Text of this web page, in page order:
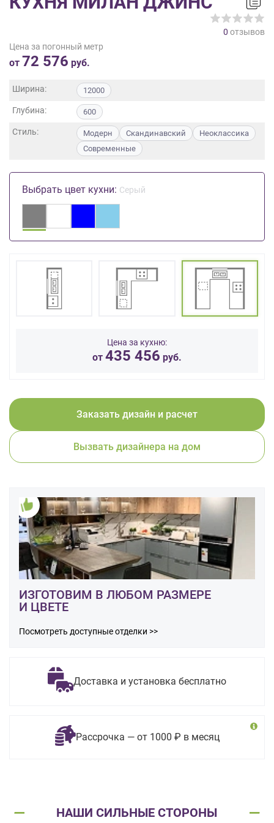
0 отзывов
Цена за погонный метр
от 72 576 руб.
Ширина: 12000
Глубина: 600
Стиль: Модерн Скандинавский
Неоклассика
Современные
Выбрать цвет кухни: Серый
Цена за кухню:
от 435 456 руб.
Заказать дизайн и расчет
Вызвать дизайнера на дом
ИЗГОТОВИМ В ЛЮБОМ РАЗМЕРЕ
И ЦВЕТЕ
Посмотреть доступные отделки >>
Доставка и установка бесплатно
Рассрочка — от 1000 ₽ в месяц
НАШИ СИЛЬНЫЕ СТОРОНЫ
данных ,
Согласие
обработку
данных
порядке
условиях
Политики
персональных